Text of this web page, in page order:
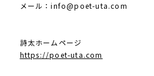
メール：info@poet-uta.com
詩太ホームページ
https://poet-uta.com